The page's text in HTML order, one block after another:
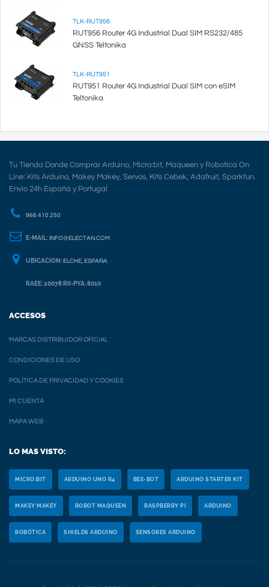
TLK-RUT956
RUT956 Router 4G Industrial Dual SIM RS232/485
GNSS Teltonika
TLK-RUT951
RUT951 Router 4G Industrial Dual SIM con eSIM
Teltonika
Tu Tienda Donde Comprar Arduino, Micro:bit, Maqueen y Robotica On
Line: Kits Arduino, Makey Makey, Servos, Kits Cebek, Adafruit, Sparkfun.
Envio 24h España y Portugal
966 410 250
E-MAIL: INFO@ELECTAN.COM
UBICACION: ELCHE, ESPAÑA
RAEE: 20078 RII-PYA: 8010
ACCESOS
MARCAS DISTRIBUIDOR OFICIAL
CONDICIONES DE USO
POLÍTICA DE PRIVACIDAD Y COOKIES
MI CUENTA
MAPA WEB
LO MAS VISTO:
MICRO:BIT ARDUINO UNO R4 BEE-BOT ARDUINO STARTER KIT
MAKEY MAKEY ROBOT MAQUEEN RASPBERRY PI ARDUINO
ROBÓTICA SHIELDS ARDUINO SENSORES ARDUINO